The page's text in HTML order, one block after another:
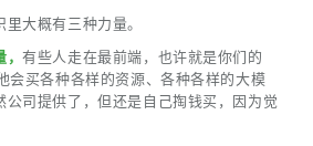
大概有三种力量。
，有些人走在最前端，也许就是你们的
会买各种各样的资源、各种各样的大模
公司提供了，但还是自己掏钱买，因为觉